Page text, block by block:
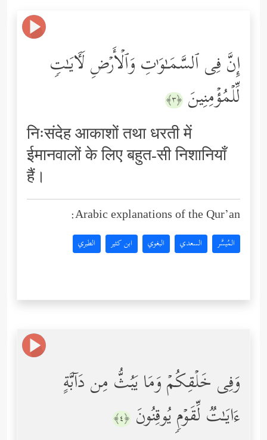
إِنَّ فِی ٱلسَّمَـٰوَ ٰ⁠تِ وَٱلۡأَرۡضِ لَـَٔایَـٰتࣲ
لِّلۡمُؤۡمِنِینَ ﴿٣﴾
निःसंदेह आकाशों तथा धरती में
ईमानवालों के लिए बहुत-सी निशानियाँ
हैं।
Arabic explanations of the Qur’an:
المُيسَّر السعدي البغوي ابن كثير الطبري
وَفِی خَلۡقِكُمۡ وَمَا یَبُثُّ مِن دَاۤبَّةٍ
ءَایَـٰتࣱ لِّقَوۡمࣲ یُوقِنُونَ ﴿٤﴾